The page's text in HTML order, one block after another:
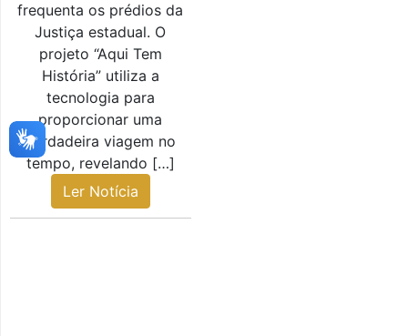
frequenta os prédios da
Justiça estadual. O
projeto “Aqui Tem
História” utiliza a
tecnologia para
proporcionar uma
verdadeira viagem no
tempo, revelando […]
Ler Notícia